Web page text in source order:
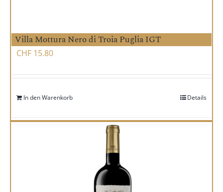
Villa Mottura Nero di Troia Puglia IGT
CHF 15.80
In den Warenkorb Details